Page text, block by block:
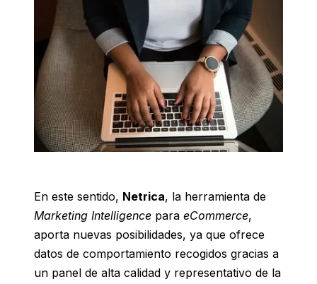
En este sentido, Netrica, la herramienta de
Marketing Intelligence para eCommerce,
aporta nuevas posibilidades, ya que ofrece
datos de comportamiento recogidos gracias a
un panel de alta calidad y representativo de la